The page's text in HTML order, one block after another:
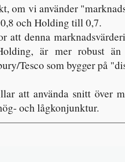
om vi använder
och Holding till 0,7.
att denna
är mer robust än
Tesco som bygger på
att använda snitt över
och lågkonjunktur.